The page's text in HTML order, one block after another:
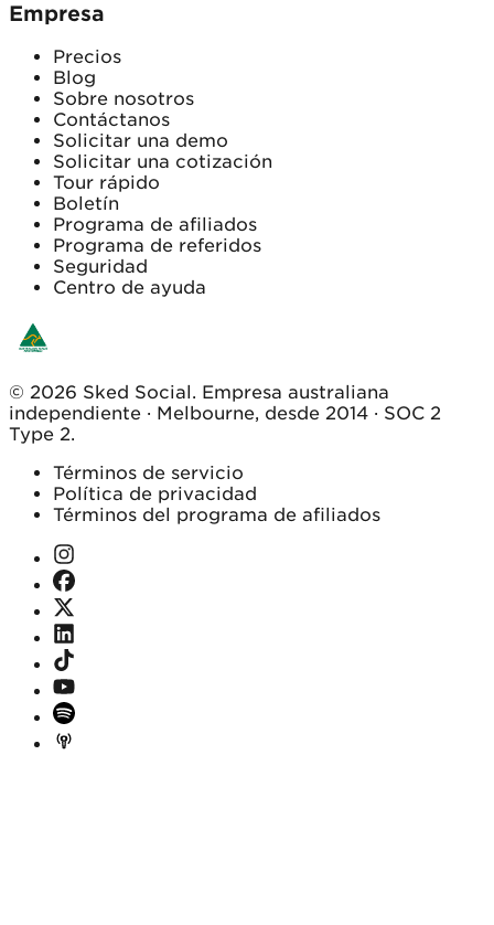
Empresa
Precios
Blog
Sobre nosotros
Contáctanos
Solicitar una demo
Solicitar una cotización
Tour rápido
Boletín
Programa de afiliados
Programa de referidos
Seguridad
Centro de ayuda
© 2026 Sked Social. Empresa australiana
independiente · Melbourne, desde 2014 · SOC 2
Type 2.
Términos de servicio
Política de privacidad
Términos del programa de afiliados